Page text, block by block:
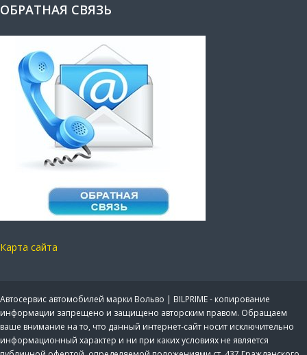
ОБРАТНАЯ СВЯЗЬ
Карта сайта
Автосервис автомобилей марки Вольво | BILPRIME - копирование
информации запрещено и защищено авторским правом. Обращаем
ваше внимание на то, что данный интернет-сайт носит исключительно
информационный характер и ни при каких условиях не является